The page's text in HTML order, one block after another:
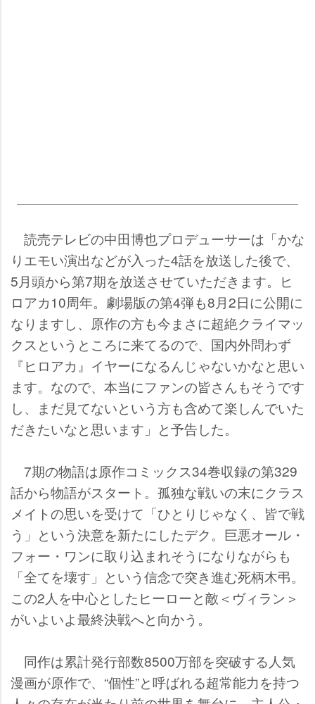
読売テレビの中田博也プロデューサーは「かな
りエモい演出などが入った4話を放送した後で、
5月頭から第7期を放送させていただきます。ヒ
ロアカ10周年。劇場版の第4弾も8月2日に公開に
なりますし、原作の方も今まさに超絶クライマッ
クスというところに来てるので、国内外問わず
『ヒロアカ』イヤーになるんじゃないかなと思い
ます。なので、本当にファンの皆さんもそうです
し、まだ見てないという方も含めて楽しんでいた
だきたいなと思います」と予告した。
7期の物語は原作コミックス34巻収録の第329
話から物語がスタート。孤独な戦いの末にクラス
メイトの思いを受けて「ひとりじゃなく、皆で戦
う」という決意を新たにしたデク。巨悪オール・
フォー・ワンに取り込まれそうになりながらも
「全てを壊す」という信念で突き進む死柄木弔。
この2人を中心としたヒーローと敵＜ヴィラン＞
がいよいよ最終決戦へと向かう。
同作は累計発行部数8500万部を突破する人気
漫画が原作で、“個性”と呼ばれる超常能力を持つ